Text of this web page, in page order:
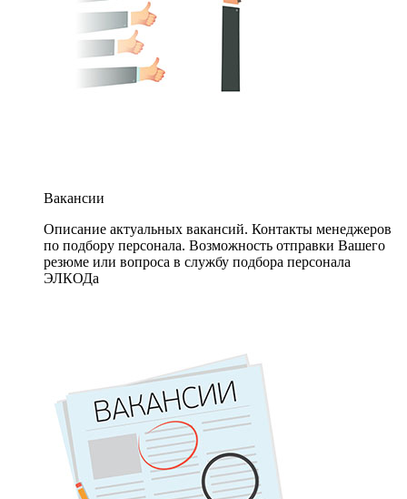
Вакансии
Описание актуальных вакансий. Контакты менеджеров
по подбору персонала. Возможность отправки Вашего
резюме или вопроса в службу подбора персонала
ЭЛКОДа